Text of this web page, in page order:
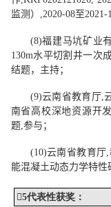
监测） ,2020-08至2021-
(8)福建马坑矿业
130m水平切割井一次
结题， 主持；
(9)云南省教育厅,
南省高校深地资源开
题,参与 ；
(10)云南省教育厅,
能混凝土动态力学特性
5代表性获奖：